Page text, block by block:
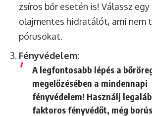
zsíros bőr esetén is! Válassz egy
olajmentes hidratálót, ami nem
pórusokat.
Fényvédelem:
A legfontosabb lépés a
megelőzésében a mindennapi
fényvédelem! Használj
faktoros fényvédőt, még